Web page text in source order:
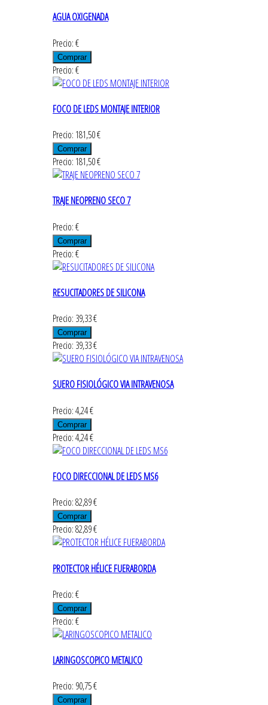
AGUA OXIGENADA
Precio: €
Precio: €
FOCO DE LEDS MONTAJE INTERIOR
Precio: 181,50 €
Precio: 181,50 €
TRAJE NEOPRENO SECO 7
Precio: €
Precio: €
RESUCITADORES DE SILICONA
Precio: 39,33 €
Precio: 39,33 €
SUERO FISIOLÓGICO VIA INTRAVENOSA
Precio: 4,24 €
Precio: 4,24 €
FOCO DIRECCIONAL DE LEDS MS6
Precio: 82,89 €
Precio: 82,89 €
PROTECTOR HÉLICE FUERABORDA
Precio: €
Precio: €
LARINGOSCOPICO METALICO
Precio: 90,75 €